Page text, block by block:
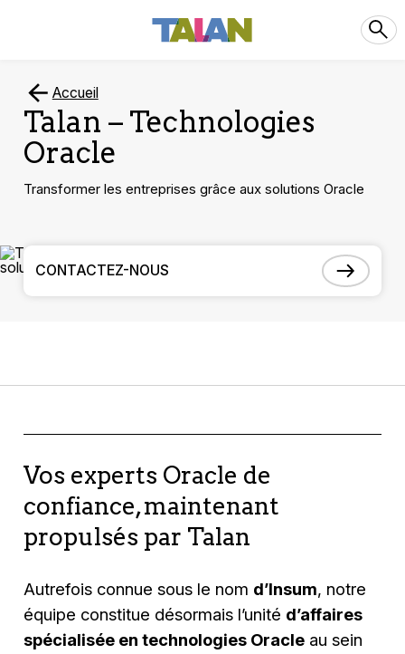
Accueil
Talan – Technologies
Oracle
Transformer les entreprises grâce aux solutions Oracle
CONTACTEZ-NOUS
Vos experts Oracle de
confiance, maintenant
propulsés par Talan
Autrefois connue sous le nom d’Insum, notre
équipe constitue désormais l’unité d’affaires
spécialisée en technologies Oracle au sein